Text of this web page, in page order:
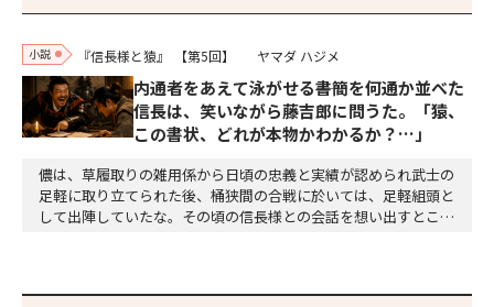
小説 『信長様と猿』 【第5回】 ヤマダ ハジメ
内通者をあえて泳がせる――書簡を何通か並べた
信長は、笑いながら藤吉郎に問うた。「猿、
この書状、どれが本物かわかるか？…」
儂は、草履取りの雑用係から日頃の忠義と実績が認められ武士の
足軽に取り立てられた後、桶狭間の合戦に於いては、足軽組頭と
して出陣していたな。その頃の信長様との会話を想い出すとこん
り。どうして勝てたのか、未だにわかりません。…